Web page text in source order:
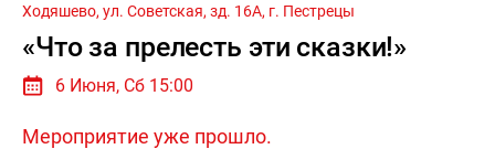
Ходяшево, ул. Советская, зд. 16А, г. Пестрецы
«Что за прелесть эти сказки!»
6 Июня, Сб 15:00
Мероприятие уже прошло.